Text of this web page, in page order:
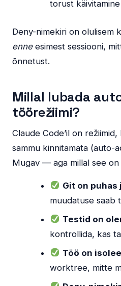
torust käivitamine
Deny-nimekiri on olulisem
enneesimest sessiooni,
õnnetust.
Millal lubada
töörežiimi?
Claude Code’il on
sammu kinnitamata (auto-
Mugav — aga millal see
Git on puhas
muudatuse saab
Testid on
kontrollida, kas
Töö on
worktree, mitte